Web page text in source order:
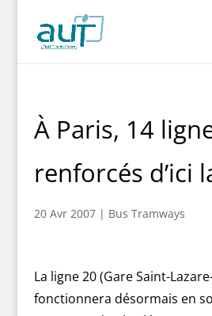
À Paris, 14
renforcés d’ici
20 Avr 2007| Bus Tramways
La ligne 20 (Gare Saint-
fonctionnera désormais en